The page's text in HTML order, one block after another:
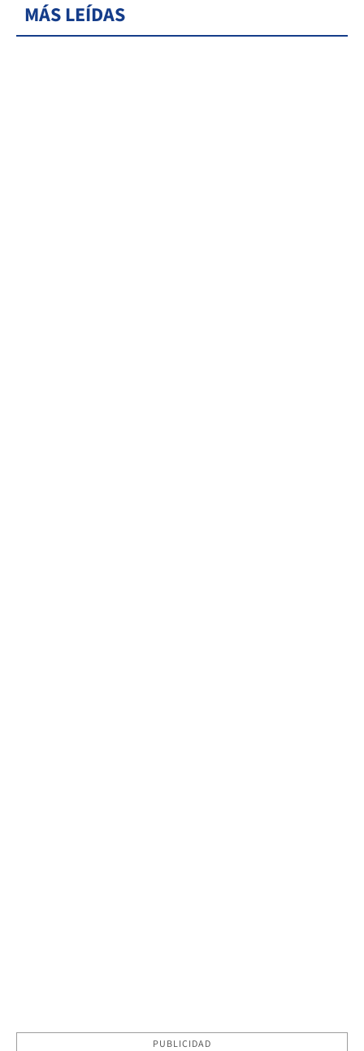
MÁS LEÍDAS
PUBLICIDAD